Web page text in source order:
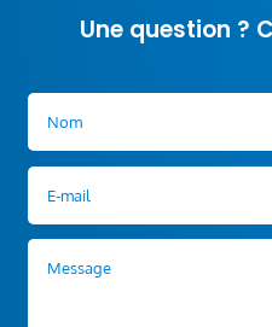
Une question ?